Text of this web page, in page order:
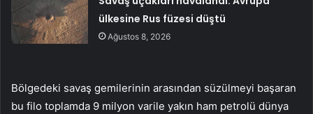
ülkesine Rus füzesi düştü
Ağustos 8, 2026
Bölgedeki savaş gemilerinin arasından süzülmeyi başaran
bu filo toplamda 9 milyon varile yakın ham petrolü dünya